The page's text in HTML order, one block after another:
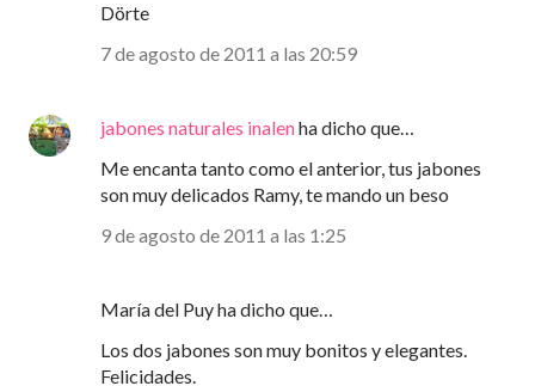
Dörte
7 de agosto de 2011 a las 20:59
jabones naturales inalenha dicho que…
Me encanta tanto como el anterior, tus jabones
son muy delicados Ramy, te mando un beso
9 de agosto de 2011 a las 1:25
María del Puy ha dicho que…
Los dos jabones son muy bonitos y elegantes.
Felicidades.